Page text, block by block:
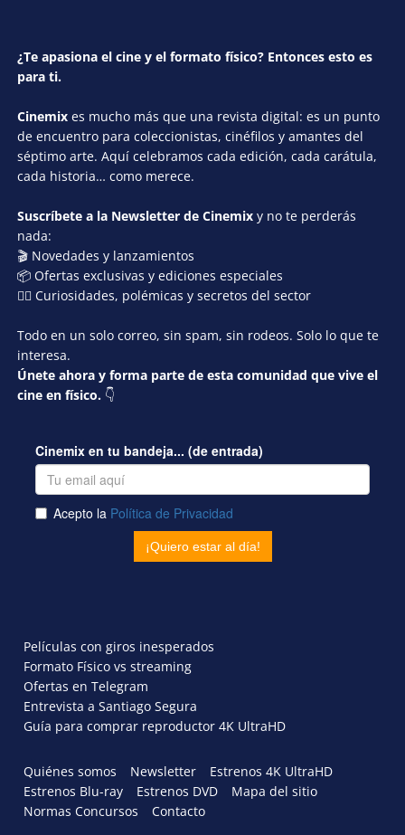
¿Te apasiona el cine y el formato físico? Entonces esto es
para ti.
Cinemix es mucho más que una revista digital: es un punto
de encuentro para coleccionistas, cinéfilos y amantes del
séptimo arte. Aquí celebramos cada edición, cada carátula,
cada historia… como merece.
Suscríbete a la Newsletter de Cinemix y no te perderás
nada:
🎬 Novedades y lanzamientos
📦 Ofertas exclusivas y ediciones especiales
🕵️‍♂️ Curiosidades, polémicas y secretos del sector
Todo en un solo correo, sin spam, sin rodeos. Solo lo que te
interesa.
Únete ahora y forma parte de esta comunidad que vive el
cine en físico. 👇
Películas con giros inesperados
Formato Físico vs streaming
Ofertas en Telegram
Entrevista a Santiago Segura
Guía para comprar reproductor 4K UltraHD
Quiénes somos Newsletter
Estrenos 4K UltraHD
Estrenos Blu-ray
Estrenos DVD
Mapa del sitio
Normas Concursos
Contacto